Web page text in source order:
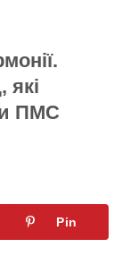
які
ПМС
Pin